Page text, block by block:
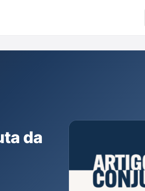
da